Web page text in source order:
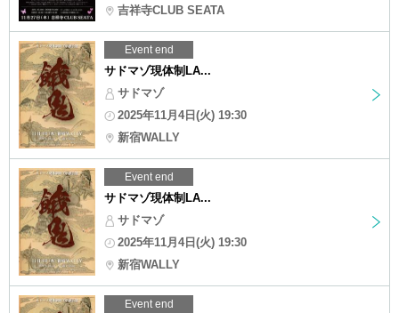
吉祥寺CLUB SEATA
Event end
サドマゾ現体制LA...
サドマゾ
2025年11月4日(火) 19:30
新宿WALLY
Event end
サドマゾ現体制LA...
サドマゾ
2025年11月4日(火) 19:30
新宿WALLY
Event end